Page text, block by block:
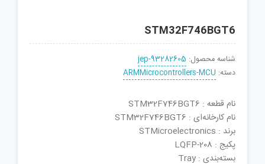
STM32F746BGT6
شناسه محصول: jep-93282605
دسته: ARMMicrocontrollers-MCU
نام قطعه : STM32F746BGT6
نام کارخانه‌ای : STM32F746BGT6
برند : STMicroelectronics
پکیج : LQFP-208
بسته‌بندی : Tray